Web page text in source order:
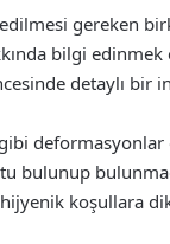
gereken
bilgi
detaylı bir
deformasyonlar
bulunup
hijyenik koşullara